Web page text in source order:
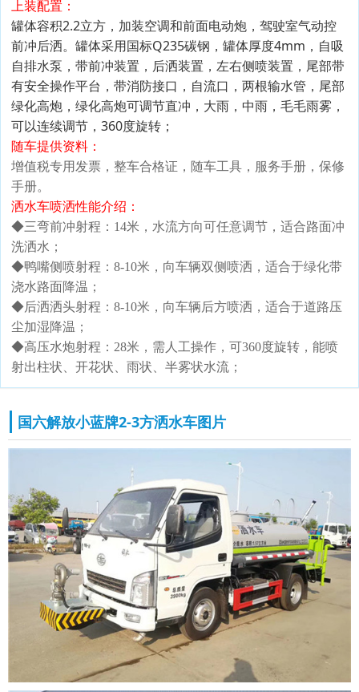
上装配置：
罐体容积2.2立方，加装空调和前面电动炮，驾驶室气动控
前冲后洒。罐体采用国标Q235碳钢，罐体厚度4mm，自吸
自排水泵，带前冲装置，后洒装置，左右侧喷装置，尾部带
有安全操作平台，带消防接口，自流口，两根输水管，尾部
绿化高炮，绿化高炮可调节直冲，大雨，中雨，毛毛雨雾，
可以连续调节，360度旋转；
随车提供资料：
增值税专用发票，整车合格证，随车工具，服务手册，保修
手册。
洒水车喷洒性能介绍：
◆三弯前冲射程：14米，水流方向可任意调节，适合路面冲
洗洒水；
◆鸭嘴侧喷射程：8-10米，向车辆双侧喷洒，适合于绿化带
浇水路面降温；
◆后洒洒头射程：8-10米，向车辆后方喷洒，适合于道路压
尘加湿降温；
◆高压水炮射程：28米，需人工操作，可360度旋转，能喷
射出柱状、开花状、雨状、半雾状水流；
国六解放小蓝牌2-3方洒水车图片